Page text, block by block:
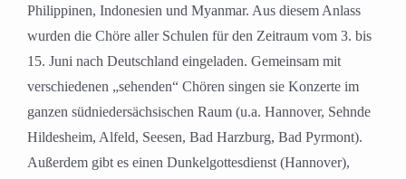
Philippinen, Indonesien und Myanmar. Aus diesem Anlass
wurden die Chöre aller Schulen für den Zeitraum vom 3. bis
15. Juni nach Deutschland eingeladen. Gemeinsam mit
verschiedenen „sehenden“ Chören singen sie Konzerte im
ganzen südniedersächsischen Raum (u.a. Hannover, Sehnde
Hildesheim, Alfeld, Seesen, Bad Harzburg, Bad Pyrmont).
Außerdem gibt es einen Dunkelgottesdienst (Hannover),